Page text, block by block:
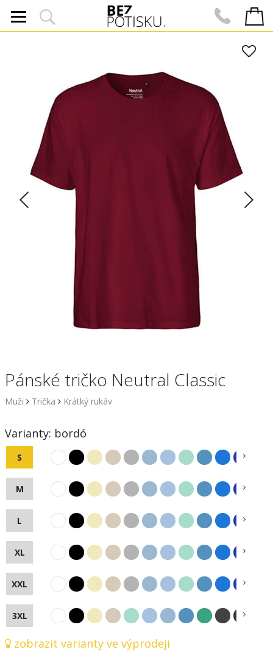
Pánské tričko Neutral Classic
Muži Trička Krátký rukáv
zobrazit varianty ve výprodeji
Varianty: bordó
S
M
L
XL
XXL
3XL